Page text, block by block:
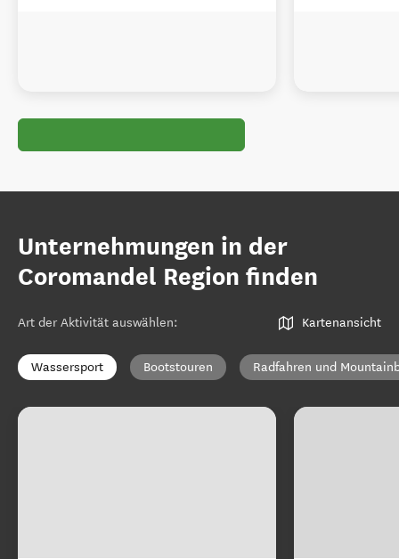
Unternehmungen in der
Coromandel Region finden
Art der Aktivität auswählen: Kartenansicht
Wassersport Bootstouren Radfahren und